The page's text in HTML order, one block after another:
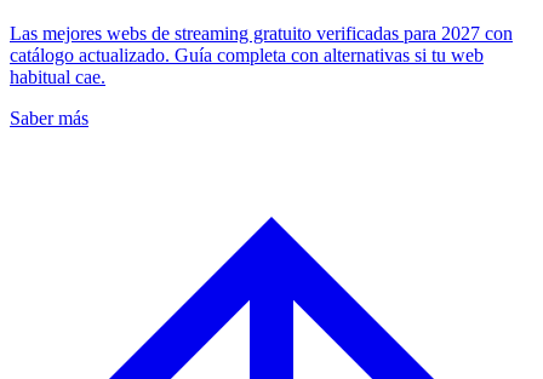
Las mejores webs de streaming gratuito verificadas para 2027 con
catálogo actualizado. Guía completa con alternativas si tu web
habitual cae.
Saber más